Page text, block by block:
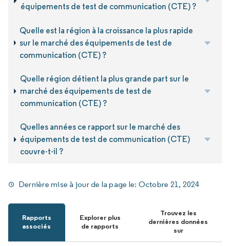
équipements de test de communication (CTE) ?
Quelle est la région à la croissance la plus rapide
sur le marché des équipements de test de
communication (CTE) ?
Quelle région détient la plus grande part sur le
marché des équipements de test de
communication (CTE) ?
Quelles années ce rapport sur le marché des
équipements de test de communication (CTE)
couvre-t-il ?
Dernière mise à jour de la page le: Octobre 21, 2024
Rapports
associés
Explorer plus
de rapports
Trouvez les
dernières données
sur